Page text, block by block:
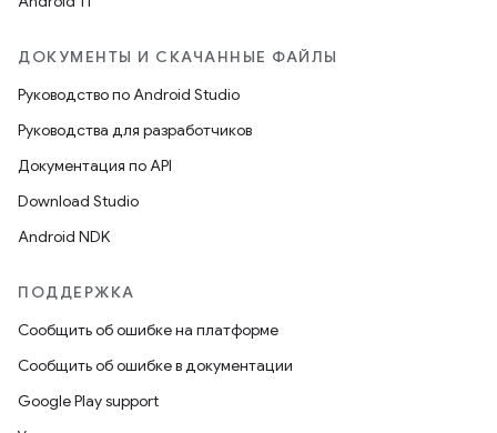
ДОКУМЕНТЫ И СКАЧАННЫЕ ФАЙЛЫ
Руководство по Android Studio
Руководства для разработчиков
Документация по API
Download Studio
Android NDK
ПОДДЕРЖКА
Сообщить об ошибке на платформе
Сообщить об ошибке в документации
Google Play support